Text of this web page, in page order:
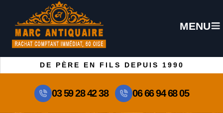
MENU
DE PÈRE EN FILS DEPUIS 1990
03 59 28 42 38 06 66 94 68 05